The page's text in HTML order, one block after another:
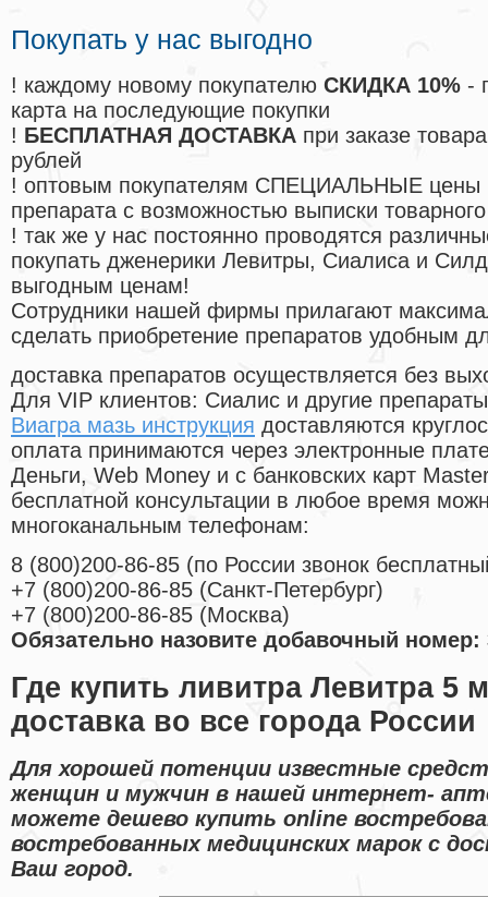
Покупать у нас выгодно
! каждому новому покупателю СКИДКА 10% -
карта на последующие покупки
! БЕСПЛАТНАЯ ДОСТАВКА при заказе
рублей
! оптовым покупателям СПЕЦИАЛЬНЫЕ цены
препарата с возможностью выписки
! так же у нас постоянно проводятся
покупать дженерики Левитры, Сиалиса и
выгодным ценам!
Cотрудники нашей фирмы прилагают
сделать приобретение препаратов удобным
доставка препаратов осуществляется без
Для VIP клиентов: Сиалис и другие
Виагра мазь инструкция доставляются
оплата принимаются через электронные
Деньги, Web Money и с банковских карт
бесплатной консультации в любое время
многоканальным телефонам:
8 (800)200-86-85 (по России звонок
+7 (800)200-86-85 (Санкт-Петербург)
+7 (800)200-86-85 (Москва)
Обязательно назовите добавочный номер:
Где купить ливитра Левитра 5
доставка во все города России
Для хорошей потенции известные
женщин и мужчин в нашей интернет-
можете дешево купить online
востребованных медицинских марок с
Ваш город.